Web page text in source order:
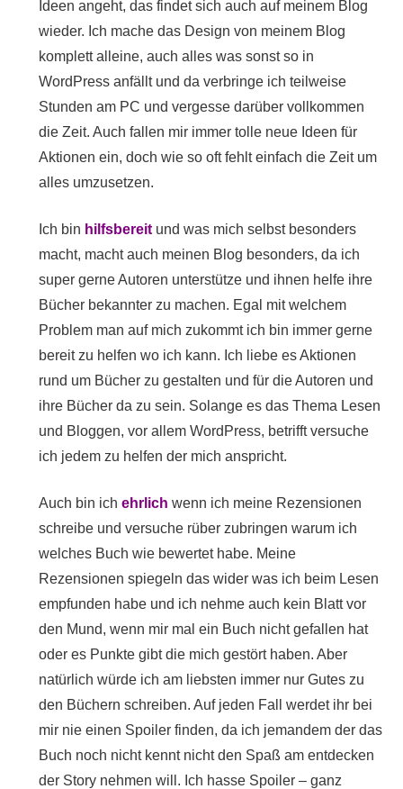
Ideen angeht, das findet sich auch auf meinem Blog
wieder. Ich mache das Design von meinem Blog
komplett alleine, auch alles was sonst so in
WordPress anfällt und da verbringe ich teilweise
Stunden am PC und vergesse darüber vollkommen
die Zeit. Auch fallen mir immer tolle neue Ideen für
Aktionen ein, doch wie so oft fehlt einfach die Zeit um
alles umzusetzen.
Ich bin hilfsbereitund was mich selbst besonders
macht, macht auch meinen Blog besonders, da ich
super gerne Autoren unterstütze und ihnen helfe ihre
Bücher bekannter zu machen. Egal mit welchem
Problem man auf mich zukommt ich bin immer gerne
bereit zu helfen wo ich kann. Ich liebe es Aktionen
rund um Bücher zu gestalten und für die Autoren und
ihre Bücher da zu sein. Solange es das Thema Lesen
und Bloggen, vor allem WordPress, betrifft versuche
ich jedem zu helfen der mich anspricht.
Auch bin ich ehrlich wenn ich meine Rezensionen
schreibe und versuche rüber zubringen warum ich
welches Buch wie bewertet habe. Meine
Rezensionen spiegeln das wider was ich beim Lesen
empfunden habe und ich nehme auch kein Blatt vor
den Mund, wenn mir mal ein Buch nicht gefallen hat
oder es Punkte gibt die mich gestört haben. Aber
natürlich würde ich am liebsten immer nur Gutes zu
den Büchern schreiben. Auf jeden Fall werdet ihr bei
mir nie einen Spoiler finden, da ich jemandem der das
Buch noch nicht kennt nicht den Spaß am entdecken
der Story nehmen will. Ich hasse Spoiler – ganz